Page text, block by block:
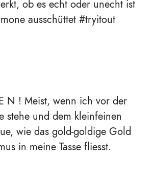
ob es echt oder unecht ist
ausschüttet #tryitout
N ! Meist, wenn ich vor der
stehe und dem kleinfeinen
wie das gold-goldige Gold
in meine Tasse fliesst.